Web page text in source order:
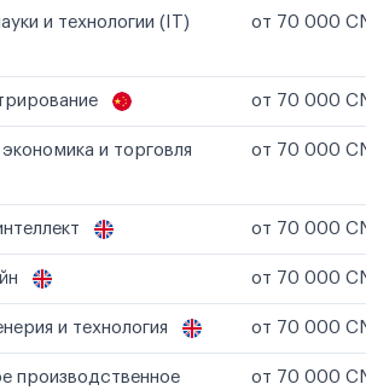
и технологии (IT) от 70 000
от 70 000
и торговля от 70 000
от 70 000
от 70 000
и технология от 70 000
производственное от 70 000